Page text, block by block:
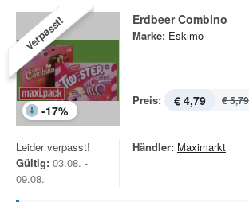
Verpasst!
-17%
Erdbeer Combino
Marke: Eskimo
Preis: € 4,79 € 5,79
Leider verpasst!
Gültig: 03.08. -
09.08.
Händler: Maximarkt